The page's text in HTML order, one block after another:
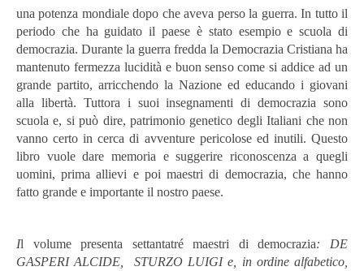
una potenza mondiale dopo che aveva perso la guerra. In tutto il
periodo che ha guidato il paese è stato esempio e scuola di
democrazia. Durante la guerra fredda la Democrazia Cristiana ha
mantenuto fermezza lucidità e buon senso come si addice ad un
grande partito, arricchendo la Nazione ed educando i giovani
alla libertà. Tuttora i suoi insegnamenti di democrazia sono
scuola e, si può dire, patrimonio genetico degli Italiani che non
vanno certo in cerca di avventure pericolose ed inutili. Questo
libro vuole dare memoria e suggerire riconoscenza a quegli
uomini, prima allievi e poi maestri di democrazia, che hanno
fatto grande e importante il nostro paese.
Il volume presenta settantatré maestri di democrazia: DE
GASPERI ALCIDE, STURZO LUIGI e, in ordine alfabetico,